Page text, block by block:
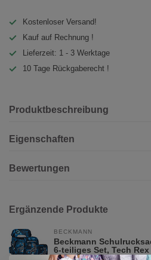
Kostenloser Versand!
Kauf auf Rechnung !
Lieferzeit: 1 - 3 Werktage
10 Tage Rückgaberecht !
Produktbeschreibung
Eigenschaften
Bewertungen
Ergänzende Produkte
BECKMANN
Beckmann
6-teiliges Set, Tech Rex